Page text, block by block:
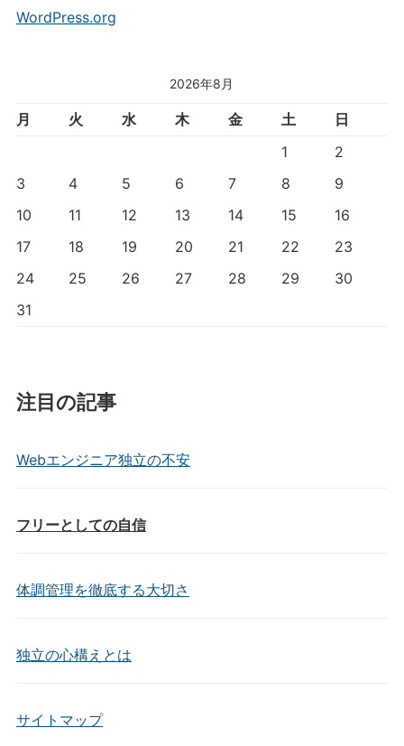
WordPress.org
2026年8月
月 火 水 木 金 土
日
1
2
3
4 5 6 7 8
9
10
11 12 13 14 15
16
17
18 19 20 21 22
23
24
25 26 27 28 29
30
31
注目の記事
Webエンジニア独立の不安
フリーとしての自信
体調管理を徹底する大切さ
独立の心構えとは
サイトマップ